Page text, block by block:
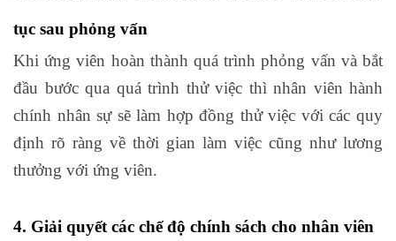
tục sau phỏng vấn
Khi ứng viên hoàn thành quá trình phỏng vấn và bắt
đầu bước qua quá trình thử việc thì nhân viên hành
chính nhân sự sẽ làm hợp đồng thử việc với các quy
định rõ ràng về thời gian làm việc cũng như lương
thưởng với ứng viên.
4. Giải quyết các chế độ chính sách cho nhân viên